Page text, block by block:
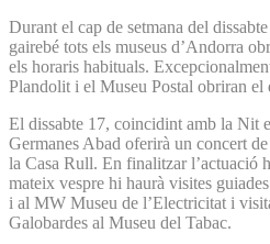
Durant el cap de setmana del
gairebé tots els museus d’Andorra
els horaris habituals.
Plandolit i el Museu Postal obriran el
El dissabte 17, coincidint amb la Nit
Germanes Abad oferirà un concert
la Casa Rull. En finalitzar l’actuació
mateix vespre hi haurà visites
i al MW Museu de l’Electricitat i
Galobardes al Museu del Tabac.